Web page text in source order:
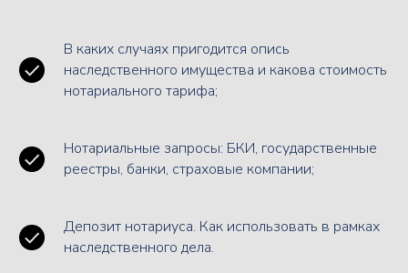
В каких случаях пригодится опись
наследственного имущества и какова стоимость
нотариального тарифа;
Нотариальные запросы: БКИ, государственные
реестры, банки, страховые компании;
Депозит нотариуса. Как использовать в рамках
наследственного дела.